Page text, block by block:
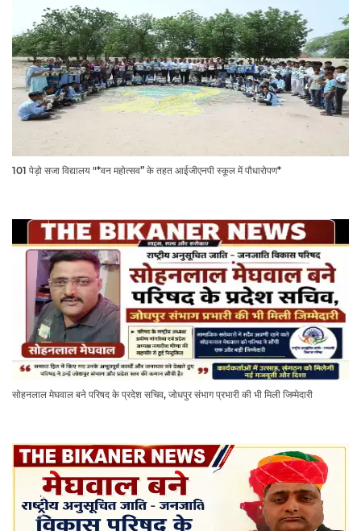
101 पेड़ो सजा विद्यालय "*वन महोत्सव” के तहत आईजीएनपी स्कूल में पौधारोपण*
सोहनलाल मेघवाल बने परिषद के प्रदेश सचिव, जोधपुर संभाग प्रभारी की भी मिली जिम्मेदारी